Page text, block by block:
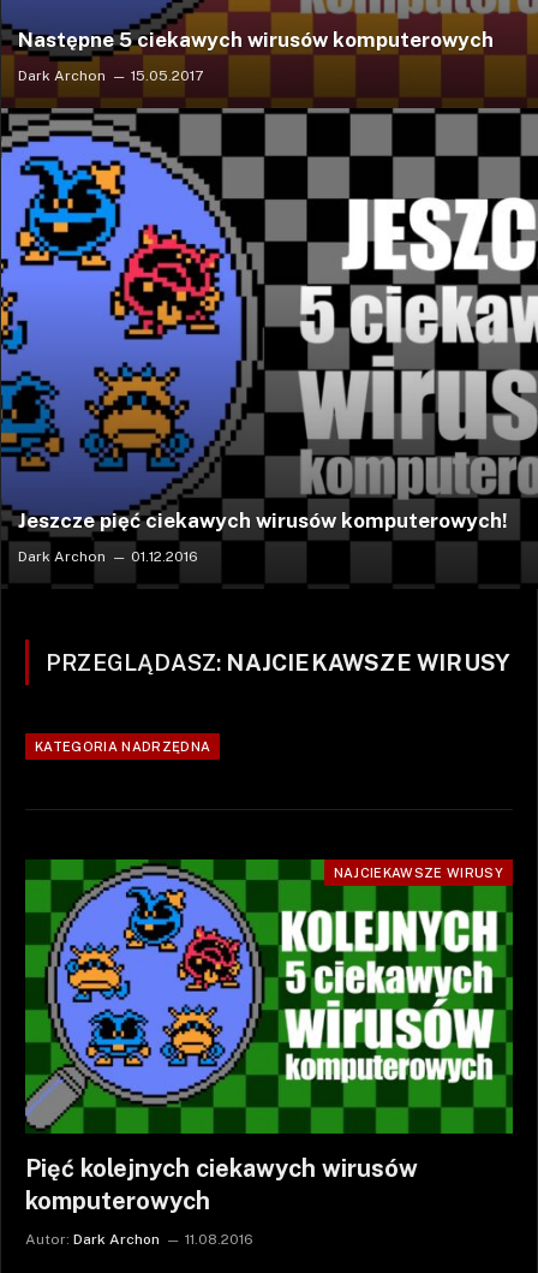
Następne 5 ciekawych wirusów komputerowych
Dark Archon 15.05.2017
Jeszcze pięć ciekawych wirusów komputerowych!
Dark Archon 01.12.2016
PRZEGLĄDASZ: NAJCIEKAWSZE WIRUSY
KATEGORIA NADRZĘDNA
NAJCIEKAWSZE WIRUSY
Pięć kolejnych ciekawych wirusów
komputerowych
Autor: Dark Archon 11.08.2016